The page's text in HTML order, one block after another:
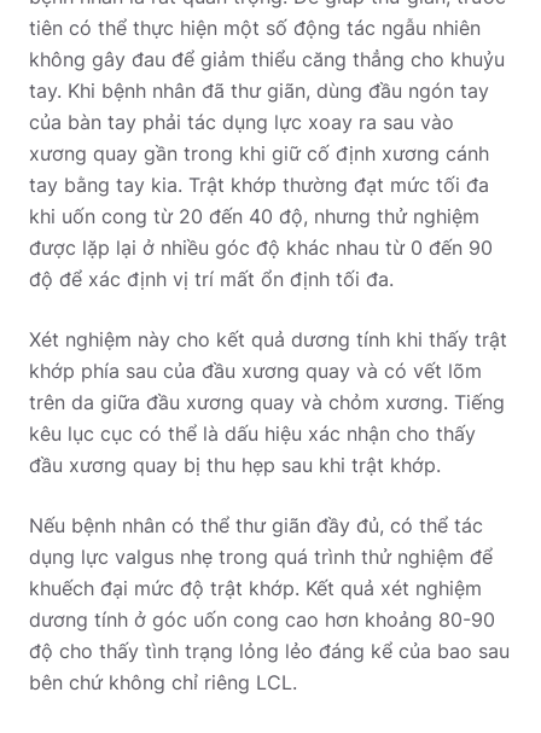
tiên có thể thực hiện một số động tác ngẫu nhiên
không gây đau để giảm thiểu căng thẳng cho khuỷu
tay. Khi bệnh nhân đã thư giãn, dùng đầu ngón tay
của bàn tay phải tác dụng lực xoay ra sau vào
xương quay gần trong khi giữ cố định xương cánh
tay bằng tay kia. Trật khớp thường đạt mức tối đa
khi uốn cong từ 20 đến 40 độ, nhưng thử nghiệm
được lặp lại ở nhiều góc độ khác nhau từ 0 đến 90
độ để xác định vị trí mất ổn định tối đa.
Xét nghiệm này cho kết quả dương tính khi thấy trật
khớp phía sau của đầu xương quay và có vết lõm
trên da giữa đầu xương quay và chỏm xương. Tiếng
kêu lục cục có thể là dấu hiệu xác nhận cho thấy
đầu xương quay bị thu hẹp sau khi trật khớp.
Nếu bệnh nhân có thể thư giãn đầy đủ, có thể tác
dụng lực valgus nhẹ trong quá trình thử nghiệm để
khuếch đại mức độ trật khớp. Kết quả xét nghiệm
dương tính ở góc uốn cong cao hơn khoảng 80-90
độ cho thấy tình trạng lỏng lẻo đáng kể của bao sau
bên chứ không chỉ riêng LCL.